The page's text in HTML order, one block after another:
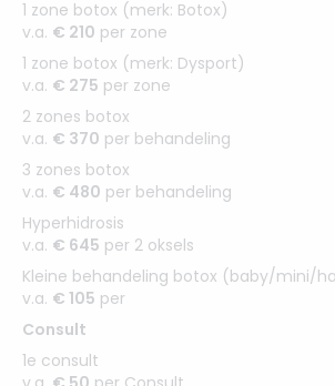
1 zone botox (merk: Botox)
v.a. € 210 per zone
1 zone botox (merk: Dysport)
v.a. € 275 per zone
2 zones botox
v.a. € 370 per behandeling
3 zones botox
v.a. € 480 per behandeling
Hyperhidrosis
v.a. € 645 per 2 oksels
Kleine behandeling botox (baby/mini/
v.a. € 105 per
Consult
1e consult